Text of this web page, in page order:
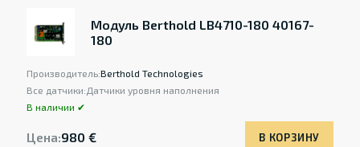
Модуль Berthold LB4710-180 40167-
180
Производитель:Berthold Technologies
Все датчики: Датчики уровня наполнения
В наличии ✔
Цена:980 € В КОРЗИНУ